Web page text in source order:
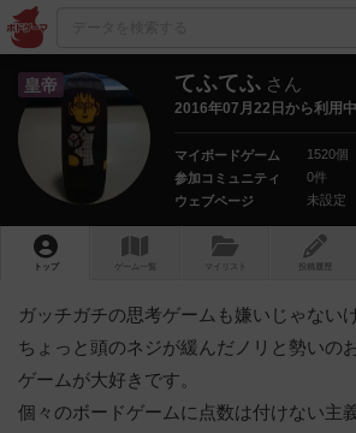
皇帝 てふてふ さん
2016年07月22日から利用中
マイボードゲーム
1520個
参加コミュニティ
0件
ウェブページ
未設定
トップ ゲーム一覧 マイリスト 投稿履歴
ガッチガチの思考ゲームも嫌いじゃない
ちょっと頭のネジが緩んだノリと勢いの
ゲームが大好きです。
個々のボードゲームに点数は付けない主